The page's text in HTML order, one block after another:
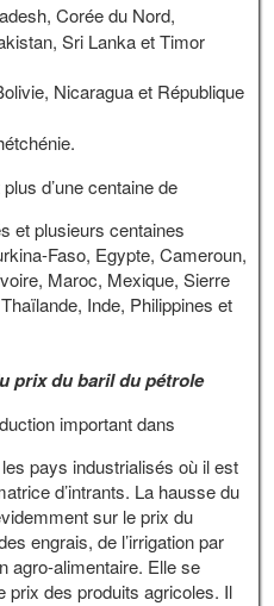
Corée du Nord,
Sri Lanka et Timor
Nicaragua et République
d’une centaine de
et plusieurs centaines
Faso, Egypte, Cameroun,
Maroc, Mexique, Sierre
Inde, Philippines et
prix du baril du pétrole
important dans
pays industrialisés où il est
d’intrants. La hausse du
sur le prix du
engrais, de l’irrigation par
agro-alimentaire. Elle se
prix des produits agricoles. Il